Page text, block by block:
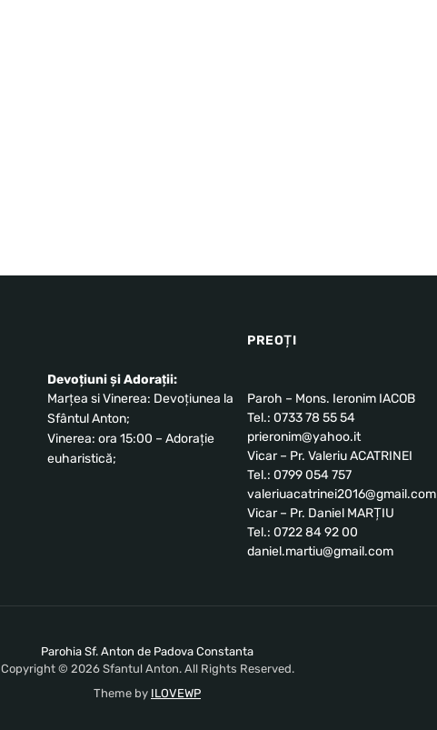
Devoțiuni și Adorații:
Marțea si Vinerea: Devoțiunea la
Sfântul Anton;
Vinerea: ora 15:00 – Adorație
euharistică;
PREOȚI
Paroh – Mons. Ieronim IACOB
Tel.: 0733 78 55 54
prieronim@yahoo.it
Vicar – Pr. Valeriu ACATRINEI
Tel.: 0799 054 757
valeriuacatrinei2016@gmail.com
Vicar – Pr. Daniel MARȚIU
Tel.: 0722 84 92 00
daniel.martiu@gmail.com
Parohia Sf. Anton de Padova Constanta
Copyright © 2026 Sfantul Anton. All Rights Reserved.
Theme by ILOVEWP